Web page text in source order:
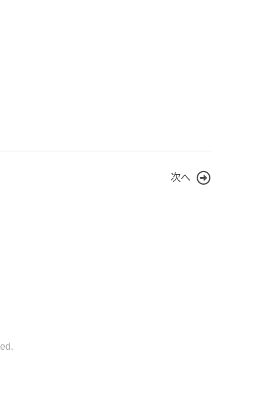
次へ